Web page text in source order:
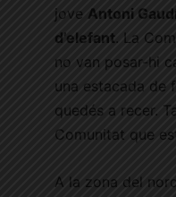
jove Antoni
d’elefant. La
no van posar-hi
una estacada de
quedés a recer.
Comunitat que
A la zona del